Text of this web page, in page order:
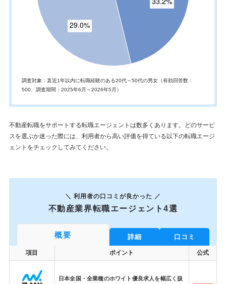
調査対象：直近1年以内に転職経験のある20代～50代の男女（有効回答数：
500、調査期間：2025年6月～2026年5月）
不動産転職をサポートする転職エージェントは数多くあります。どのサービ
スを選ぶか迷った際には、利用者から高い評価を得ている以下の転職エージ
ェントをチェックしてみてください。
＼ 利用者の口コミが良かった ／
不動産業界転職エージェント4選
概要 詳細 口コミ
項目 ポイント 公式
日本全国・全業種のホワイト優良求人を幅広く扱